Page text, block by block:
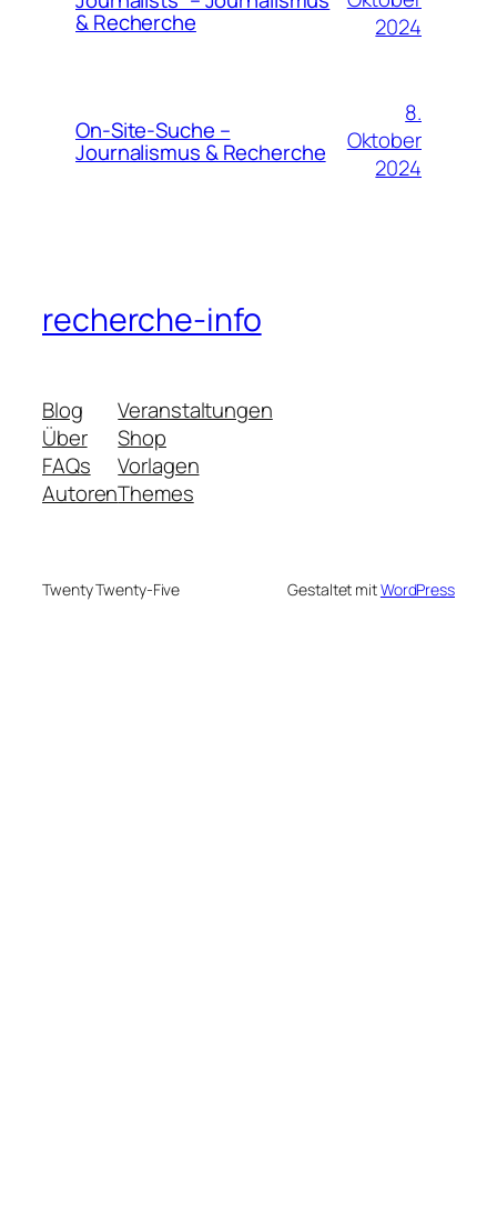
& Recherche
2024
On-Site-Suche –
Journalismus & Recherche
8.
Oktober
2024
recherche-info
Blog
Über
FAQs
Autoren
Veranstaltungen
Shop
Vorlagen
Themes
Twenty Twenty-Five Gestaltet mitWordPress